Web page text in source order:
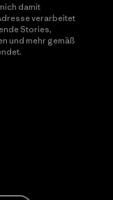
damit
verarbeitet
Stories,
und mehr gemäß